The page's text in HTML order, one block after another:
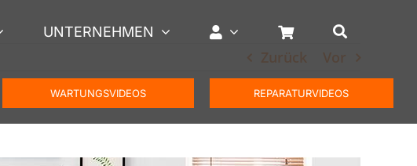
UNTERNEHMEN
WARTUNGSVIDEOS REPARATURVIDEOS
Zurück Vor